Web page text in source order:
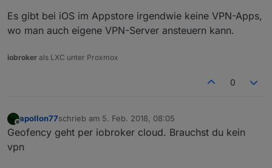
Es gibt bei iOS im Appstore irgendwie keine VPN-Apps,
wo man auch eigene VPN-Server ansteuern kann.
iobroker als LXC unter Proxmox
0
Offline
apollon77schrieb am 5. Feb. 2018, 08:05
zuletzt editiert von
Geofency geht per iobroker cloud. Brauchst du kein
vpn